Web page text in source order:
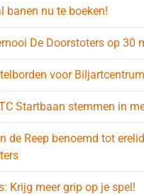
banen nu te boeken!
De Doorstoters op 30
voor
Startbaan stemmen in
de Reep benoemd tot
Krijg meer grip op je spel!